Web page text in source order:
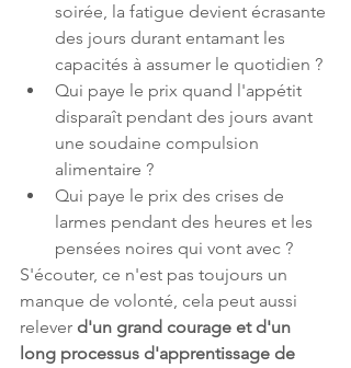
soirée, la fatigue devient écrasante
des jours durant entamant les
capacités à assumer le quotidien ?
Qui paye le prix quand l'appétit
disparaît pendant des jours avant
une soudaine compulsion
alimentaire ?
Qui paye le prix des crises de
larmes pendant des heures et les
pensées noires qui vont avec ?
S'écouter, ce n'est pas toujours un
manque de volonté, cela peut aussi
relever d'un grand courage et d'un
long processus d'apprentissage de